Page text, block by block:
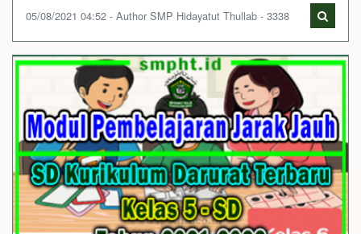
05/08/2021 04:52 - Author SMP Hidayatut Thullab - 3338